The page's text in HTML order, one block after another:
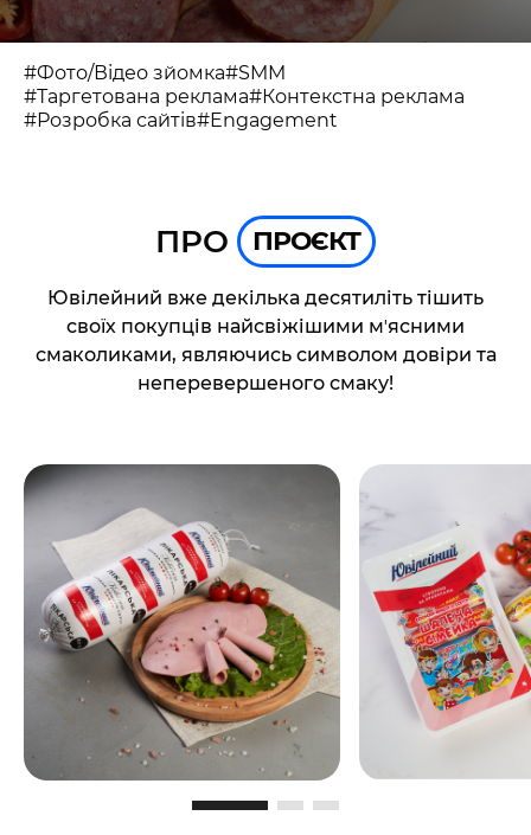
UA EN
#Фото/Відео зйомка#SMM
#Таргетована реклама#Контекстна реклама
#Розробка сайтів#Engagement
ПРО ПРОЄКТ
Ювілейний вже декілька десятиліть тішить
своїх покупців найсвіжішими мʼясними
смаколиками, являючись символом довіри та
неперевершеного смаку!